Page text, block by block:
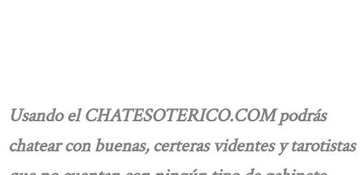
Usando el CHATESOTERICO.COM podrás
chatear con buenas, certeras videntes y tarotistas